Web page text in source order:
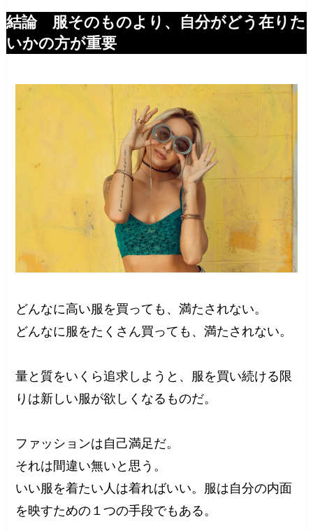
結論 服そのものより、自分がどう在りた
いかの方が重要
どんなに高い服を買っても、満たされない。
どんなに服をたくさん買っても、満たされない。
量と質をいくら追求しようと、服を買い続ける限
りは新しい服が欲しくなるものだ。
ファッションは自己満足だ。
それは間違い無いと思う。
いい服を着たい人は着ればいい。服は自分の内面
を映すための１つの手段でもある。